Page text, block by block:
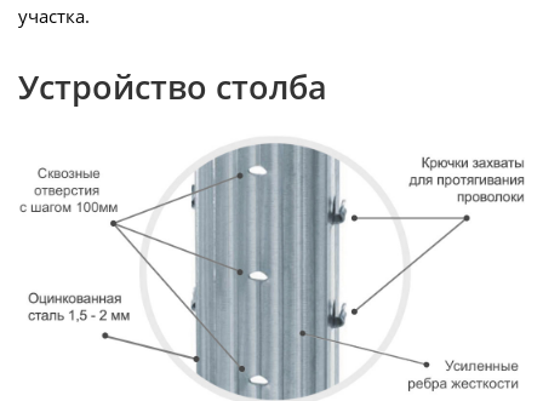
участка.
Устройство столба